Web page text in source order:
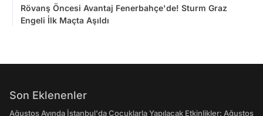
Rövanş Öncesi Avantaj Fenerbahçe'de! Sturm Graz
Engeli İlk Maçta Aşıldı
Son Eklenenler
Ağustos Ayında İstanbul'da Çocuklarla Yapılacak Etkinlikler: Ağustos